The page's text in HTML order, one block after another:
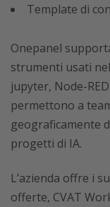
Template di
Onepanel
strumenti usati
jupyter, Node-
permettono a
geograficamente
progetti di IA.
L’azienda offre i
offerte, CVAT